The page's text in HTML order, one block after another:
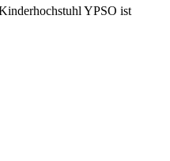
YPSO ist